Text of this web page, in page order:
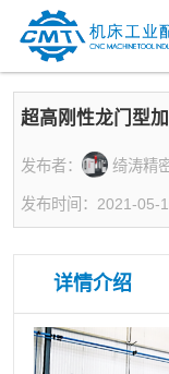
超高刚性龙门型
发布者： 绮涛精
发布时间：2021-05-
详情介绍